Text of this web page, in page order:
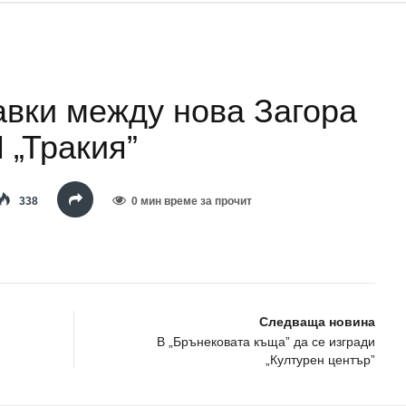
между нова Загора
338 0 мин време за прочит
Следваща новина
В „Брънековата къща” да се изгради
„Културен център”